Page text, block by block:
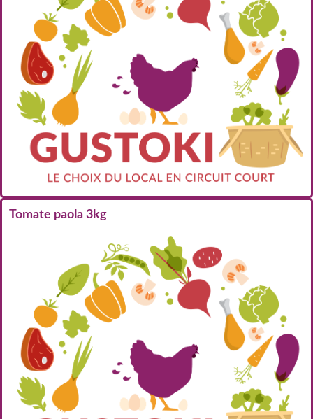
Tomate paola 3kg